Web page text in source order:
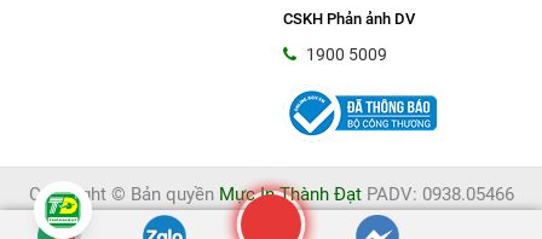
CSKH Phản ảnh DV
1900 5009
Copyright © Bản quyền Mực In Thành ĐạtPADV: 0938.05466